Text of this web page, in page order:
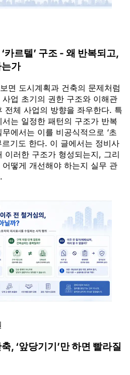
카르텔’ 구조 - 왜 반복되고,
가
면 도시계획과 건축의 문제처럼
업 초기의 권한 구조와 이해관
전체 사업의 방향을 좌우한다. 특
는 일정한 패턴의 구조가 반복
에서는 이를 비공식적으로 ‘초
르기도 한다. 이 글에서는 정비사
이러한 구조가 형성되는지, 그리
떻게 개선해야 하는지 실무 관
, ‘앞당기기’만 하면 빨라질